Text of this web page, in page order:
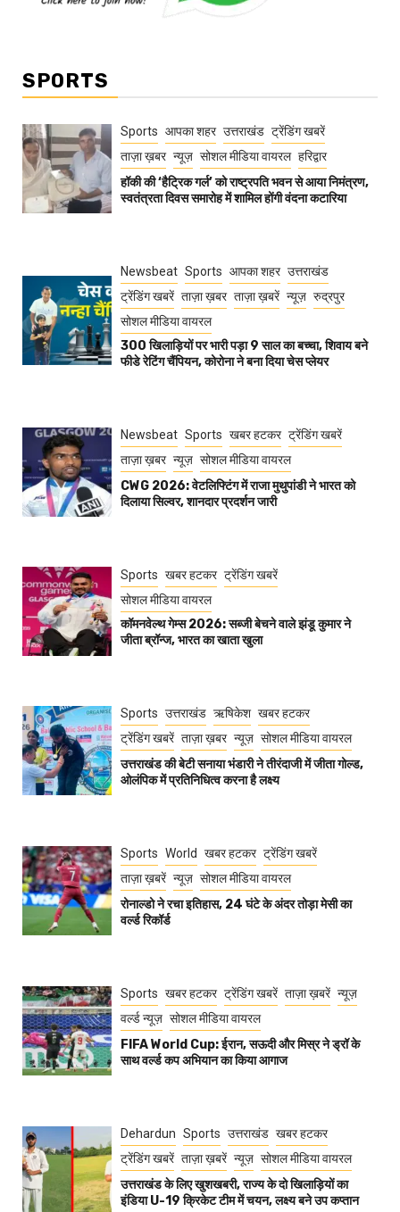
SPORTS
Sports आपका शहर उत्तराखंड ट्रेंडिंग खबरें
ताज़ा ख़बर न्यूज़ सोशल मीडिया वायरल हरिद्वार
हॉकी की ‘हैट्रिक गर्ल’ को राष्ट्रपति भवन से आया निमंत्रण,
स्वतंत्रता दिवस समारोह में शामिल होंगी वंदना कटारिया
Newsbeat Sports आपका शहर उत्तराखंड
ट्रेंडिंग खबरें ताज़ा ख़बर ताज़ा ख़बरें न्यूज़ रुद्रपुर
सोशल मीडिया वायरल
300 खिलाड़ियों पर भारी पड़ा 9 साल का बच्चा, शिवाय बने
फीडे रेटिंग चैंपियन, कोरोना ने बना दिया चेस प्लेयर
Newsbeat Sports खबर हटकर ट्रेंडिंग खबरें
ताज़ा ख़बर न्यूज़ सोशल मीडिया वायरल
CWG 2026: वेटलिफ्टिंग में राजा मुथुपांडी ने भारत को
दिलाया सिल्वर, शानदार प्रदर्शन जारी
Sports खबर हटकर ट्रेंडिंग खबरें
सोशल मीडिया वायरल
कॉमनवेल्थ गेम्स 2026: सब्जी बेचने वाले झंडू कुमार ने
जीता ब्रॉन्ज, भारत का खाता खुला
Sports उत्तराखंड ऋषिकेश खबर हटकर
ट्रेंडिंग खबरें ताज़ा ख़बर न्यूज़ सोशल मीडिया वायरल
उत्तराखंड की बेटी सनाया भंडारी ने तीरंदाजी में जीता गोल्ड,
ओलंपिक में प्रतिनिधित्व करना है लक्ष्य
Sports World खबर हटकर ट्रेंडिंग खबरें
ताज़ा ख़बरें न्यूज़ सोशल मीडिया वायरल
रोनाल्डो ने रचा इतिहास, 24 घंटे के अंदर तोड़ा मेसी का
वर्ल्ड रिकॉर्ड
Sports खबर हटकर ट्रेंडिंग खबरें ताज़ा ख़बरें न्यूज़
वर्ल्ड न्यूज़ सोशल मीडिया वायरल
FIFA World Cup: ईरान, सऊदी और मिस्र ने ड्रॉ के
साथ वर्ल्ड कप अभियान का किया आगाज
Dehardun Sports उत्तराखंड खबर हटकर
ट्रेंडिंग खबरें ताज़ा ख़बरें न्यूज़ सोशल मीडिया वायरल
उत्तराखंड के लिए खुशखबरी, राज्य के दो खिलाड़ियों का
इंडिया U-19 क्रिकेट टीम में चयन, लक्ष्य बने उप कप्तान